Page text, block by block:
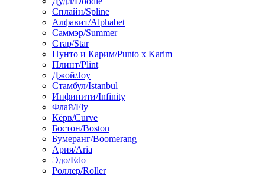
Сплайн/Spline
Алфавит/Alphabet
Саммэр/Summer
Стар/Star
Пунто и Карим/Punto x Karim
Плинт/Plint
Джой/Joy
Стамбул/Istanbul
Инфинити/Infinity
Флай/Fly
Кёрв/Curve
Бостон/Boston
Бумеранг/Boomerang
Ария/Aria
Эдо/Edo
Роллер/Roller